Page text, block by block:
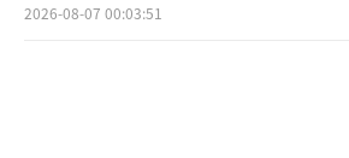
2026-08-07 00:03:51